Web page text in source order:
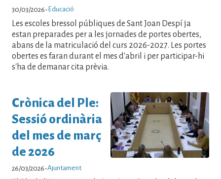
30/03/2026-Educació
Les escoles bressol públiques de Sant Joan Despí ja
estan preparades per a les jornades de portes obertes,
abans de la matriculació del curs 2026-2027. Les portes
obertes es faran durant el mes d'abril i per participar-hi
s'ha de demanar cita prèvia.
Crònica del Ple:
Sessió ordinària
del mes de març
de 2026
26/03/2026-Ajuntament